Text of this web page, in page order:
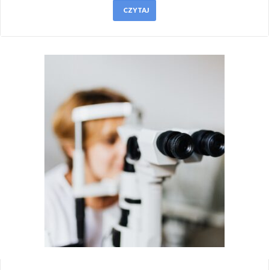
CZYTAJ